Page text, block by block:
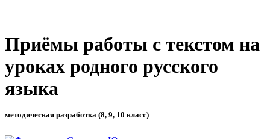
Приёмы работы с текстом на
уроках родного русского
языка
методическая разработка (8, 9, 10 класс)